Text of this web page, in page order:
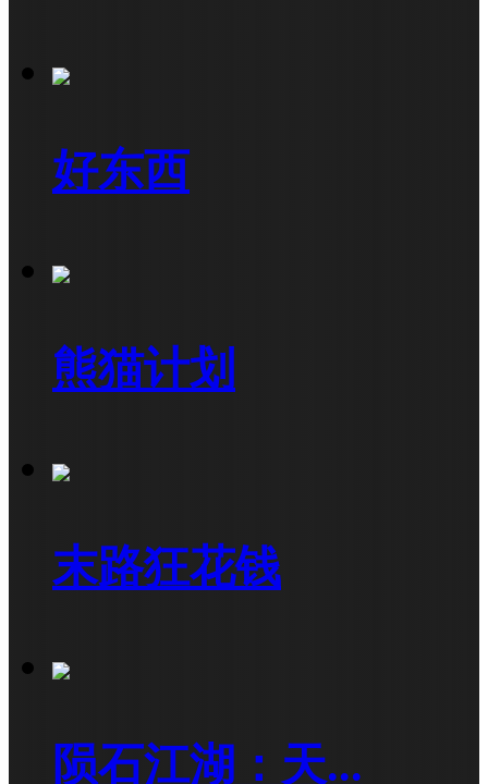
好东西
熊猫计划
末路狂花钱
陨石江湖：天...